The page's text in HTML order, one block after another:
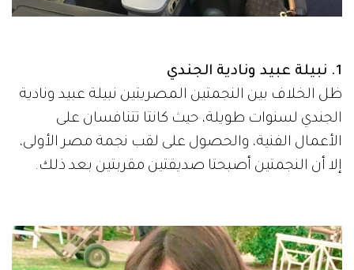
1. نبيلة عبيد ونادية الجندي
ظل الخلاف بين النجمتين المصريتين نبيلة عبيد ونادية
الجندي لسنوات طويلة، حيث كانتا تتنافسان على
الأعمال الفنية، والحصول على لقب نجمة مصر الأولى،
إلا أن النجمتين أصبحتا صديقتين مقربتين بعد ذلك.